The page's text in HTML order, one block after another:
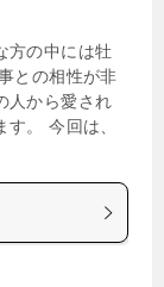
方の中には牡
との相性が非
人から愛され
。 今回は、